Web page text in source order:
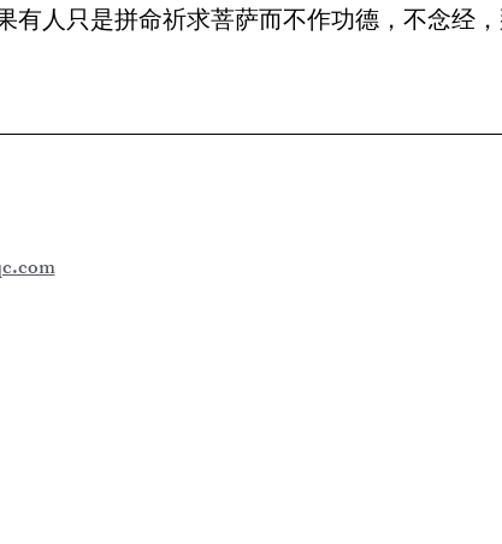
人只是拼命祈求菩萨而不作功德，不念经